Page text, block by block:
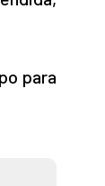
para